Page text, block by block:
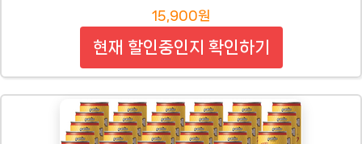
15,900원
현재 할인중인지 확인하기